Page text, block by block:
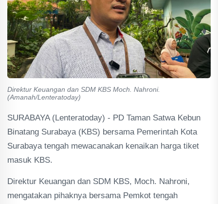
Direktur Keuangan dan SDM KBS Moch. Nahroni.
(Amanah/Lenteratoday)
SURABAYA (Lenteratoday) - PD Taman Satwa Kebun
Binatang Surabaya (KBS) bersama Pemerintah Kota
Surabaya tengah mewacanakan kenaikan harga tiket
masuk KBS.
Direktur Keuangan dan SDM KBS, Moch. Nahroni,
mengatakan pihaknya bersama Pemkot tengah